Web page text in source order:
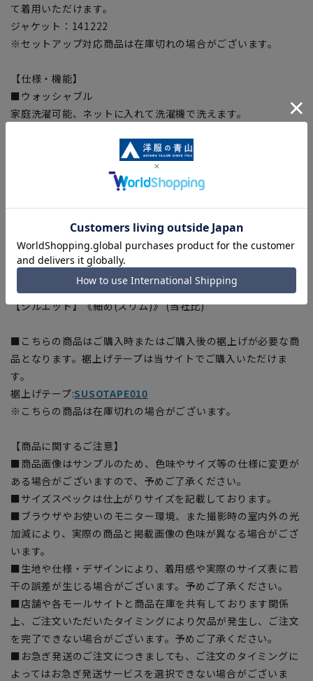
て着用いただけます。
ジャケット：141222
※セットアップ対応商品は在庫切れの場合がございます。
【仕様・機能】
■ウォッシャブル
家庭洗濯可能、ネットに入れて洗濯機で洗えます。
優れた伸縮性で動きやすく快適な着用感に。
この商品はリサイクル原料を使用し、プラスチック・スマート
に賛同しています。本製品の表素材には再生ポリエステル55%
を使用した生地を使用しています。
【シルエット】《細め(スリム)》 (当社比)
■こちらの商品はご購入時またはご購入後の裾上げが必要な商
品となります。裾上げテープは当サイトでご購入いただけま
す。
裾上げテープ:SUSOTAPE010
※こちらの商品は在庫切れの場合がございます。
【商品に関するご注意】
■商品画像はサンプルのため、色味やサイズ等の仕様に変更が
ある場合がございますので、予めご了承ください。
■サイズスペックは仕上がりサイズを記載しております。
■ブラウザやお使いのモニター環境、また撮影時の室内外の光
加減により、実際の商品と掲載画像の色味が異なる場合がござ
います。
■生地や仕様・デザインにより、着用感や実際のサイズ表に若
干の誤差が生じる場合がございます。予めご了承ください。
■店舗や各モールサイトと商品在庫を共有しております関係
上、ご注文いただいたタイミングにより欠品が発生し、ご注文
を完了できない場合がございます。予めご了承ください。
■お急ぎ発送のご注文につきましても、ご注文のタイミングに
よってはお急ぎ発送サービスを選択できない場合がございま